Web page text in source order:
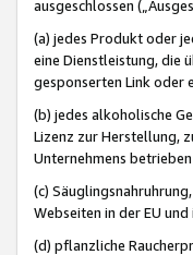
ausgeschlossen
(a) jedes Produkt oder
eine Dienstleistung, die
gesponserten Link oder
(b) jedes alkoholische
Lizenz zur Herstellung,
Unternehmens
(c)
Webseiten in der EU
(d) pflanzliche